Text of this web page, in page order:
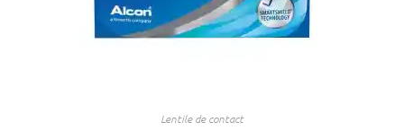
Lentile de contact